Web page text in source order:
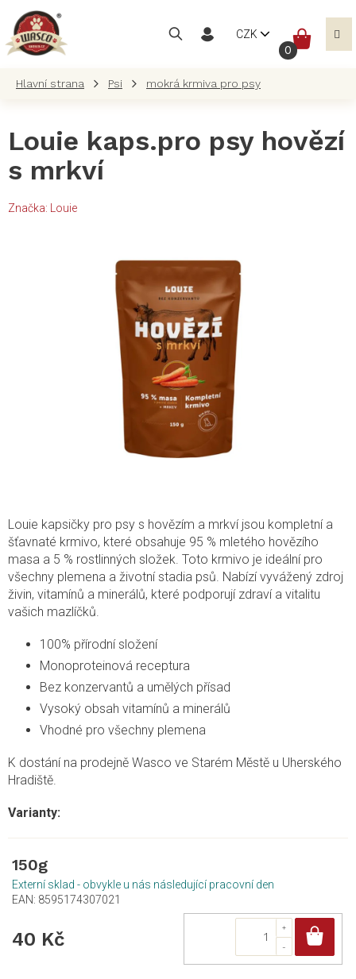
obsah
CZK
Psi mokrá krmiva pro psy
Louie kaps.pro psy hovězí
s mrkví
Značka: Louie
Louie kapsičky pro psy s hovězím a mrkví jsou kompletní a
šťavnaté krmivo, které obsahuje 95 % mletého hovězího
masa a 5 % rostlinných složek. Toto krmivo je ideální pro
všechny plemena a životní stadia psů. Nabízí vyvážený zdroj
živin, vitamínů a minerálů, které podporují zdraví a vitalitu
vašich mazlíčků.
100% přírodní složení
Monoproteinová receptura
Bez konzervantů a umělých přísad
Vysoký obsah vitamínů a minerálů
Vhodné pro všechny plemena
K dostání na prodejně Wasco ve Starém Městě u Uherského
Hradiště.
150g
Externí sklad - obvykle u nás následující pracovní den
EAN: 8595174307021
40 Kč